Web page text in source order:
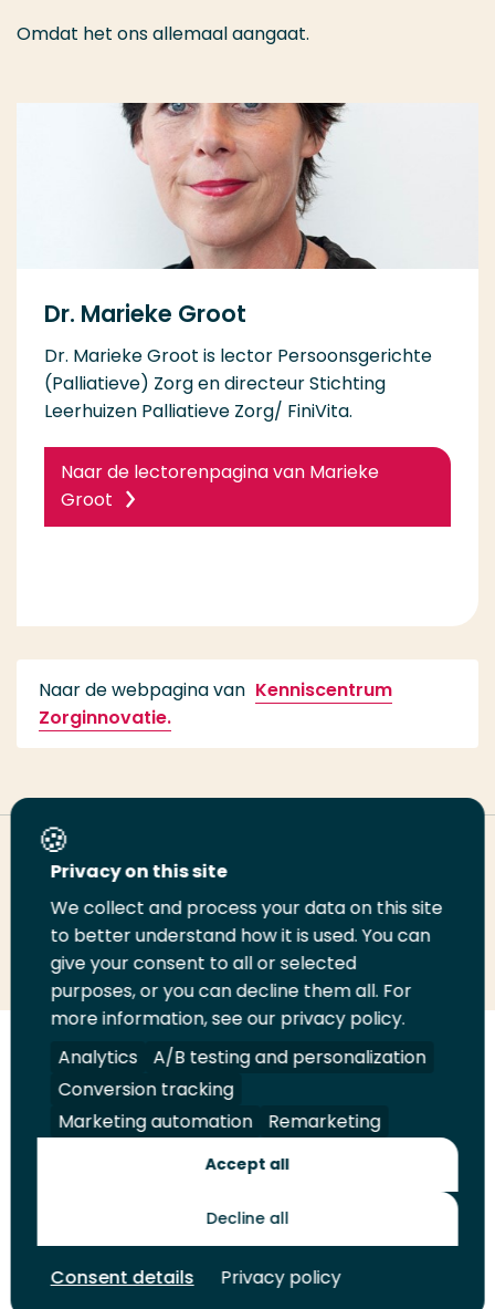
Omdat het ons allemaal aangaat.
Dr. Marieke Groot
Dr. Marieke Groot is lector Persoonsgerichte
(Palliatieve) Zorg en directeur Stichting
Leerhuizen Palliatieve Zorg/ FiniVita.
Naar de lectorenpagina van Marieke
Groot
Naar de webpagina van Kenniscentrum
Zorginnovatie.
Deel deze pagina
Deel
LinkedIn
Deel
op
Twitter
Deel
op
Facebook
Email
deze
pagina
Print
deze
pagina
Volg
ons
op
LinkedIn
Volg
ons
op
Facebook
Volg
ons
op
YouTube
Volg
ons
op
Instagram
Juridisch Security A-Z Index
Contact
Toekomstmakers
Privacy on this site
We collect and process your data on this site
to better understand how it is used. You can
give your consent to all or selected
purposes, or you can decline them all. For
more information, see our privacy policy.
Analytics
A/B testing and personalization
Conversion tracking
Marketing automation
Remarketing
Accept all
Decline all
Consent details Privacy policy